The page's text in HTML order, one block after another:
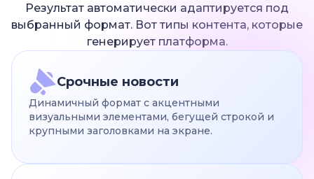
Результат автоматически адаптируется под
выбранный формат. Вот типы контента, которые
генерирует платформа.
Срочные новости
Динамичный формат с акцентными
визуальными элементами, бегущей строкой и
крупными заголовками на экране.